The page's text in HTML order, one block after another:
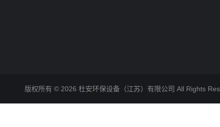
版权所有 © 2026 杜安环保设备（江苏）有限公司 All Rights